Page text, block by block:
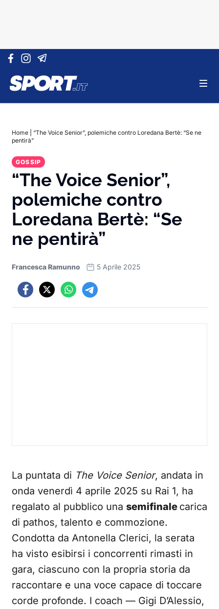
Vai al contenuto
Home
“The Voice Senior”, polemiche contro Loredana Bertè: “Se ne
pentirà”
GOSSIP
“The Voice Senior”,
polemiche contro
Loredana Bertè: “Se
ne pentirà”
Francesca Ramunno 5 Aprile 2025
La puntata di The Voice Senior, andata in
onda venerdì 4 aprile 2025 su Rai 1, ha
regalato al pubblico una semifinale carica
di pathos, talento e commozione.
Condotta da Antonella Clerici, la serata
ha visto esibirsi i concorrenti rimasti in
gara, ciascuno con la propria storia da
raccontare e una voce capace di toccare
corde profonde. I coach — Gigi D’Alessio,